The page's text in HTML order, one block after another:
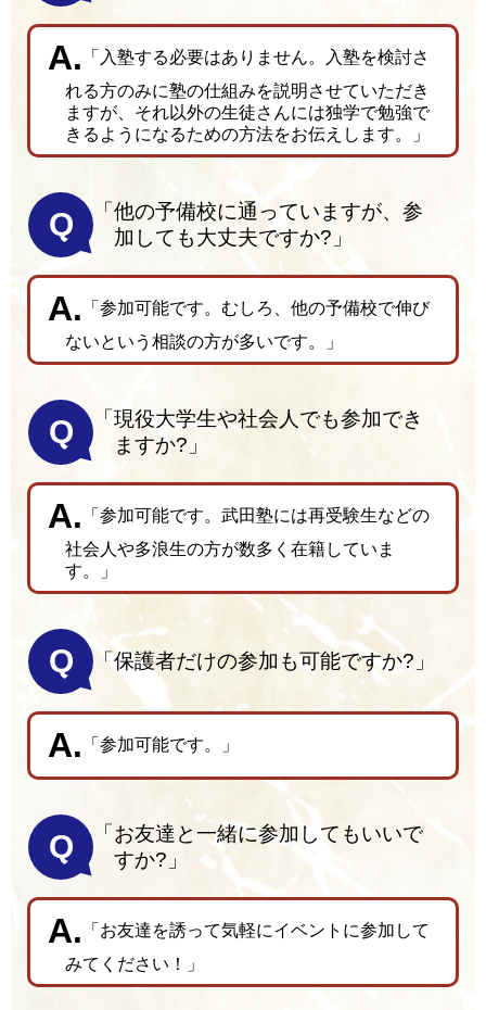
「入塾する必要はありません。入塾を検討さ
れる方のみに塾の仕組みを説明させていただき
ますが、それ以外の生徒さんには独学で勉強で
きるようになるための方法をお伝えします。」
Q
「他の予備校に通っていますが、参
加しても大丈夫ですか?」
「参加可能です。むしろ、他の予備校で伸び
ないという相談の方が多いです。」
Q
「現役大学生や社会人でも参加でき
ますか?」
「参加可能です。武田塾には再受験生などの
社会人や多浪生の方が数多く在籍していま
す。」
Q 「保護者だけの参加も可能ですか?」
「参加可能です。」
Q
「お友達と一緒に参加してもいいで
すか?」
「お友達を誘って気軽にイベントに参加して
みてください！」